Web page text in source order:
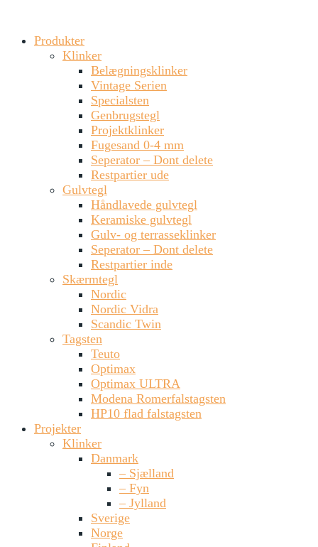
Produkter
Klinker
Belægningsklinker
Vintage Serien
Specialsten
Genbrugstegl
Projektklinker
Fugesand 0-4 mm
Seperator – Dont delete
Restpartier ude
Gulvtegl
Håndlavede gulvtegl
Keramiske gulvtegl
Gulv- og terrasseklinker
Seperator – Dont delete
Restpartier inde
Skærmtegl
Nordic
Nordic Vidra
Scandic Twin
Tagsten
Teuto
Optimax
Optimax ULTRA
Modena Romerfalstagsten
HP10 flad falstagsten
Projekter
Klinker
Danmark
– Sjælland
– Fyn
– Jylland
Sverige
Norge